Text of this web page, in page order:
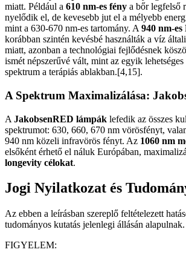
miatt. Például a 610 nm-es fény a bőr legfelső
nyelődik el, de kevesebb jut el a mélyebb
mint a 630-670 nm-es tartomány. A 940 nm-
korábban szintén kevésbé használták a víz
miatt, azonban a technológiai fejlődésnek
ismét népszerűvé vált, mint az egyik
spektrum a terápiás ablakban.[4,15].
A Spektrum Maximalizálása:
A JakobsenRED lámpák lefedik az összes
spektrumot: 630, 660, 670 nm vörösfényt,
940 nm közeli infravörös fényt. Az 1060 nm
elsőként érhető el náluk Európában,
longevity célokat.
Jogi Nyilatkozat és
Az ebben a leírásban szereplő feltételezett
tudományos kutatás jelenlegi állásán alapulnak.
FIGYELEM: